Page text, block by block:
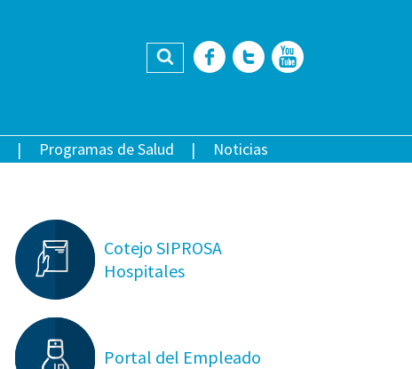
Buscar Facebook
Twitter
Programas de Salud Noticias
Cotejo SIPROSA
Hospitales
Portal del Empleado